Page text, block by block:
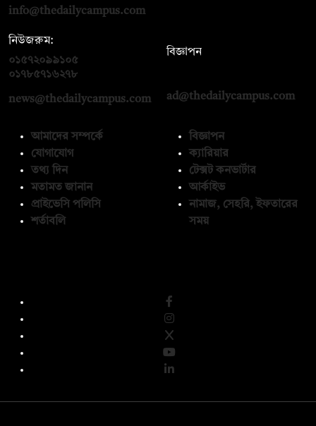
info@thedailycampus.com
নিউজরুম:
০১৫৭২০৯৯১০৫
০১৭৮৫৭১৬২৭৮
news@thedailycampus.com
বিজ্ঞাপন
ad@thedailycampus.com
আমাদের সম্পর্কে
যোগাযোগ
তথ্য দিন
মতামত জানান
প্রাইভেসি পলিসি
শর্তাবলি
বিজ্ঞাপন
ক্যারিয়ার
টেক্সট কনভার্টার
আর্কাইভ
নামাজ, সেহরি, ইফতারের
সময়